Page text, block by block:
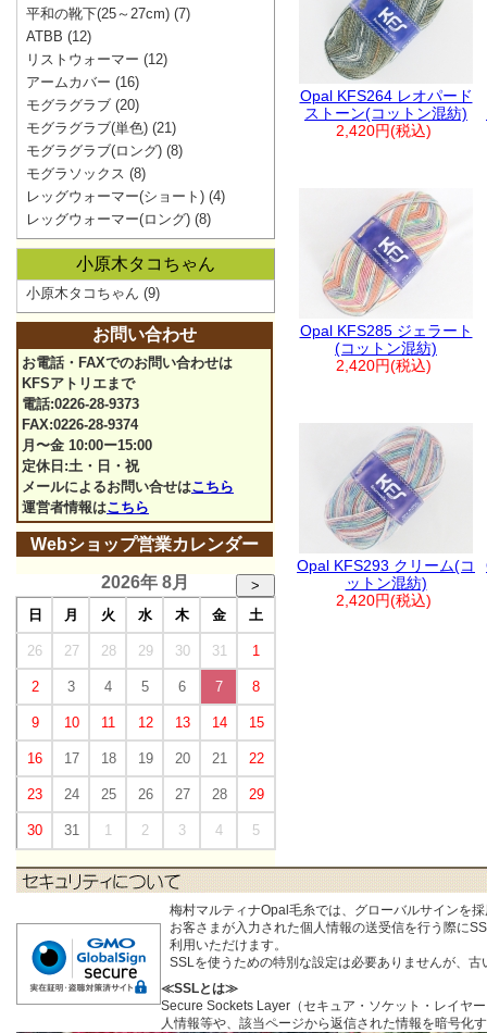
Opal KFS264 レオパード
ストーン(コットン混紡)
2,420円(税込)
Opal KFS285 ジェラート
(コットン混紡)
2,420円(税込)
Opal KFS293 クリーム(コ
ットン混紡)
2,420円(税込)
平和の靴下(25～27cm) (7)
ATBB (12)
リストウォーマー (12)
アームカバー (16)
モグラグラブ (20)
モグラグラブ(単色) (21)
モグラグラブ(ロング) (8)
モグラソックス (8)
レッグウォーマー(ショート) (4)
レッグウォーマー(ロング) (8)
小原木タコちゃん
小原木タコちゃん (9)
お問い合わせ
お電話・FAXでのお問い合わせは
KFSアトリエまで
電話:0226-28-9373
FAX:0226-28-9374
月〜金 10:00ー15:00
定休日:土・日・祝
メールによるお問い合せはこちら
運営者情報はこちら
Webショップ営業カレンダー
2026年 8月
>
日
月 火 水 木 金 土
26 27 28 29 30 31 1
2 3 4 5 6 7 8
9 10 11 12 13 14 15
16 17 18 19 20 21 22
23 24 25 26 27 28 29
30 31 1 2 3 4 5
梅村マルティナOpal毛糸では、グローバルサインを
お客さまが入力された個人情報の送受信を行う際に
利用いただけます。
SSLを使うための特別な設定は必要ありませんが、
≪SSLとは≫
Secure Sockets Layer（セキュア・ソケット・レイヤ
人情報等や、該当ページから返信された情報を暗号化